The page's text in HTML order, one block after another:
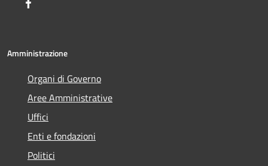
Amministrazione
Organi di Governo
Aree Amministrative
Uffici
Enti e fondazioni
Politici